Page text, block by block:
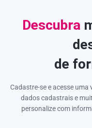
Descubra
de
Cadastre-se e acesse
dados cadastrais e
personalize com